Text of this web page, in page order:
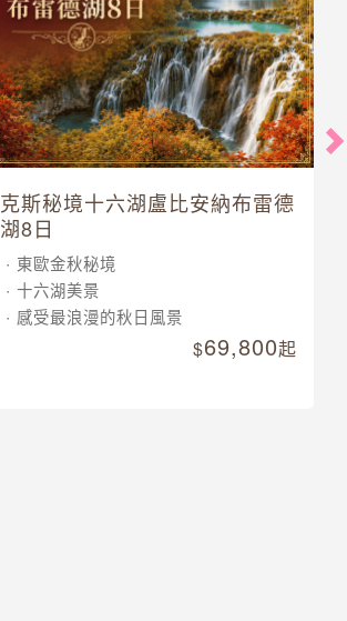
克斯秘境十六湖盧比安納布雷德
湖8日
東歐金秋秘境
十六湖美景
感受最浪漫的秋日風景
69,800起